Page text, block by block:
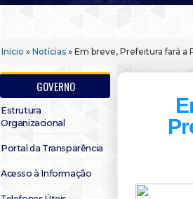
Início » Notícias » Em breve, Prefeitura fará a
GOVERNO
Estrutura
Organizacional
Portal da Transparência
Acesso à Informação